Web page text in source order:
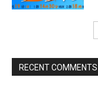
RECENT COMMENTS